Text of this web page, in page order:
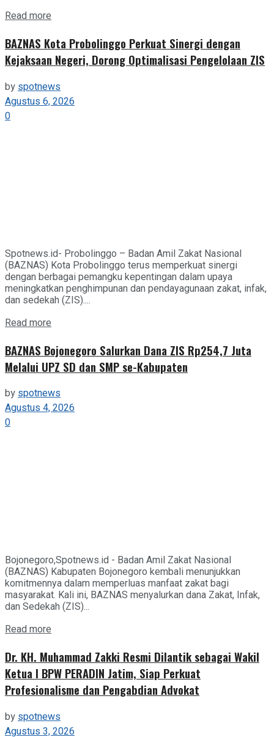
Read more
BAZNAS Kota Probolinggo Perkuat Sinergi dengan
Kejaksaan Negeri, Dorong Optimalisasi Pengelolaan ZIS
byspotnews
Agustus 6, 2026
0
Spotnews.id- Probolinggo – Badan Amil Zakat Nasional
(BAZNAS) Kota Probolinggo terus memperkuat sinergi
dengan berbagai pemangku kepentingan dalam upaya
meningkatkan penghimpunan dan pendayagunaan zakat, infak,
dan sedekah (ZIS)....
Read more
BAZNAS Bojonegoro Salurkan Dana ZIS Rp254,7 Juta
Melalui UPZ SD dan SMP se-Kabupaten
byspotnews
Agustus 4, 2026
0
Bojonegoro,Spotnews.id - Badan Amil Zakat Nasional
(BAZNAS) Kabupaten Bojonegoro kembali menunjukkan
komitmennya dalam memperluas manfaat zakat bagi
masyarakat. Kali ini, BAZNAS menyalurkan dana Zakat, Infak,
dan Sedekah (ZIS)...
Read more
Dr. KH. Muhammad Zakki Resmi Dilantik sebagai Wakil
Ketua I BPW PERADIN Jatim, Siap Perkuat
Profesionalisme dan Pengabdian Advokat
by spotnews
Agustus 3, 2026